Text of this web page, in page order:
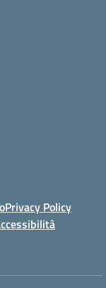
Privacy Policy